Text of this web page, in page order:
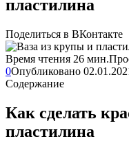
пластилина
Поделиться в ВКонтакте
Время чтения 26 мин.
0Опубликовано
Содержание
Как сделать
пластилина